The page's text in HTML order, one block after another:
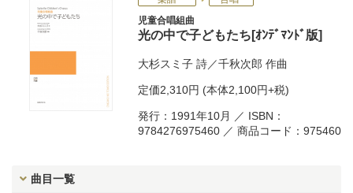
児童合唱組曲
光の中で子どもたち[ｵﾝﾃﾞﾏﾝﾄﾞ版]
大杉スミ子 詩／千秋次郎 作曲
定価2,310円 (本体2,100円+税)
発行：1991年10月 ／ ISBN：
9784276975460 ／ 商品コード：975460
曲目一覧